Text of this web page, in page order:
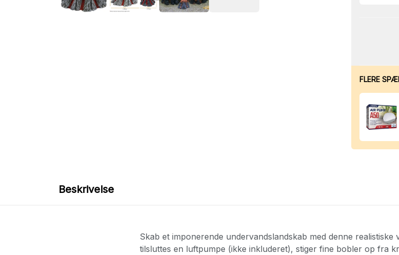
FLERE
Beskrivelse
Skab et imponerende undervandslandskab med denne
tilsluttes en luftpumpe (ikke inkluderet), stiger fine bobler op fra